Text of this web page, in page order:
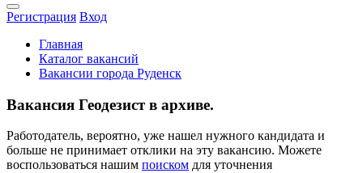
Регистрация Вход
Главная
Каталог вакансий
Вакансии города Руденск
Вакансия Геодезист в архиве.
Работодатель, вероятно, уже нашел нужного кандидата и
больше не принимает отклики на эту вакансию. Можете
воспользоваться нашим поиском для уточнения